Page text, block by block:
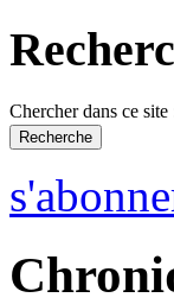
Chercher dans ce site